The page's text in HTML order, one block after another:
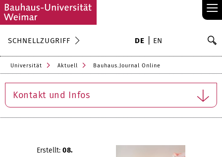
≡
SCHNELLZUGRIFF DE EN
Universität Aktuell Bauhaus.Journal Online
Kontakt und Infos
Erstellt: 08.